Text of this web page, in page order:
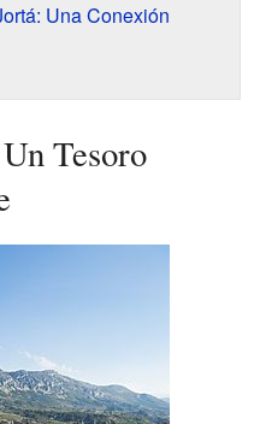
Una Conexión
Tesoro